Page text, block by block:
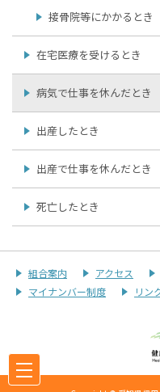
接骨院等にかかるとき
在宅医療を受けるとき
病気で仕事を休んだとき
出産したとき
出産で仕事を休んだとき
死亡したとき
組合案内 アクセス
マイナンバー制度
リン